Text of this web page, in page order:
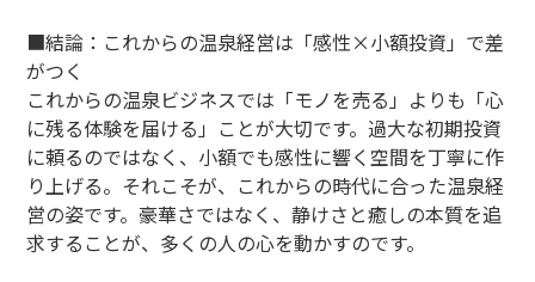
■結論：これからの温泉経営は「感性×小額投資」で差
がつく
これからの温泉ビジネスでは「モノを売る」よりも「心
に残る体験を届ける」ことが大切です。過大な初期投資
に頼るのではなく、小額でも感性に響く空間を丁寧に作
り上げる。それこそが、これからの時代に合った温泉経
営の姿です。豪華さではなく、静けさと癒しの本質を追
求することが、多くの人の心を動かすのです。